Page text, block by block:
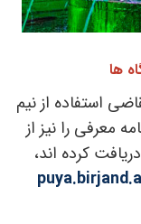
ها
استفاده از نیم
معرفی را نیز از
کرده اند،